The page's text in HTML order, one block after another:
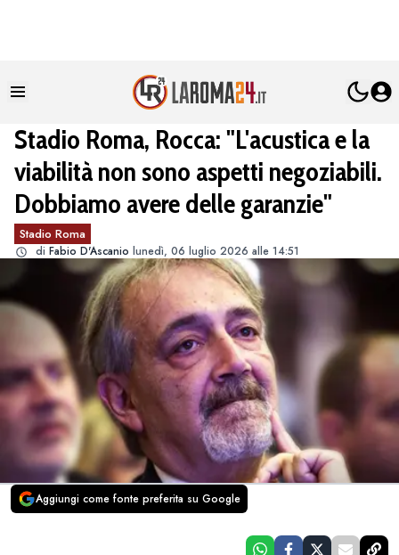
Stadio Roma, Rocca: "L'acustica e la
viabilità non sono aspetti negoziabili.
Dobbiamo avere delle garanzie"
Stadio Roma
di Fabio D'Ascanio lunedì, 06 luglio 2026 alle 14:51
Aggiungi come fonte preferita su Google